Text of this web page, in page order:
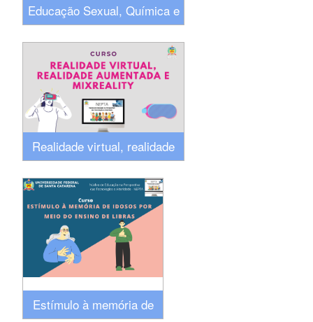
Educação Sexual, Química e
Direitos Humanos
Realidade virtual, realidade
aumentada e MixReality
Estímulo à memória de